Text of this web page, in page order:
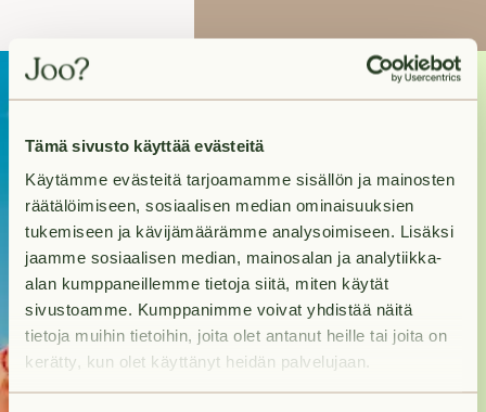
Tämä sivusto käyttää evästeitä
Käytämme evästeitä tarjoamamme sisällön ja mainosten
räätälöimiseen, sosiaalisen median ominaisuuksien
tukemiseen ja kävijämäärämme analysoimiseen. Lisäksi
jaamme sosiaalisen median, mainosalan ja analytiikka-
alan kumppaneillemme tietoja siitä, miten käytät
sivustoamme. Kumppanimme voivat yhdistää näitä
tietoja muihin tietoihin, joita olet antanut heille tai joita on
kerätty, kun olet käyttänyt heidän palvelujaan.
Kohti uutta
kotia?
Tuleva kotisi odottaa
sinua hakumatkan
päässä.
Hae asuntoja